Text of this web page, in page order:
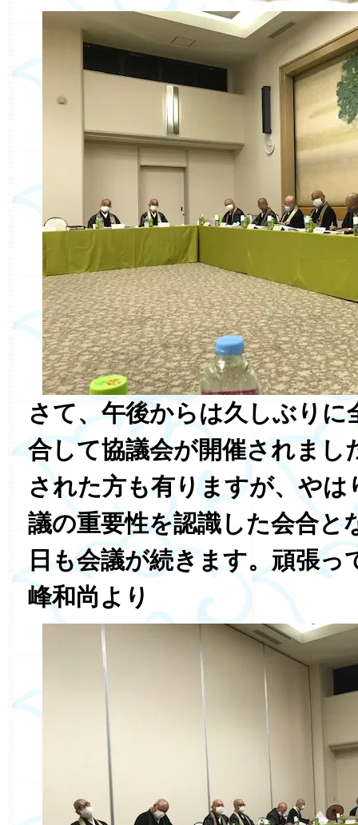
さて、午後からは久しぶりに
合して協議会が開催されまし
された方も有りますが、やは
議の重要性を認識した会合と
日も会議が続きます。頑張っ
峰和尚より